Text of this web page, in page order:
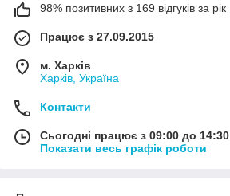
98% позитивних з 169 відгуків за рік
Працює з 27.09.2015
м. Харків
Харків, Україна
Контакти
Сьогодні працює з 09:00 до 14:30
Показати весь графік роботи